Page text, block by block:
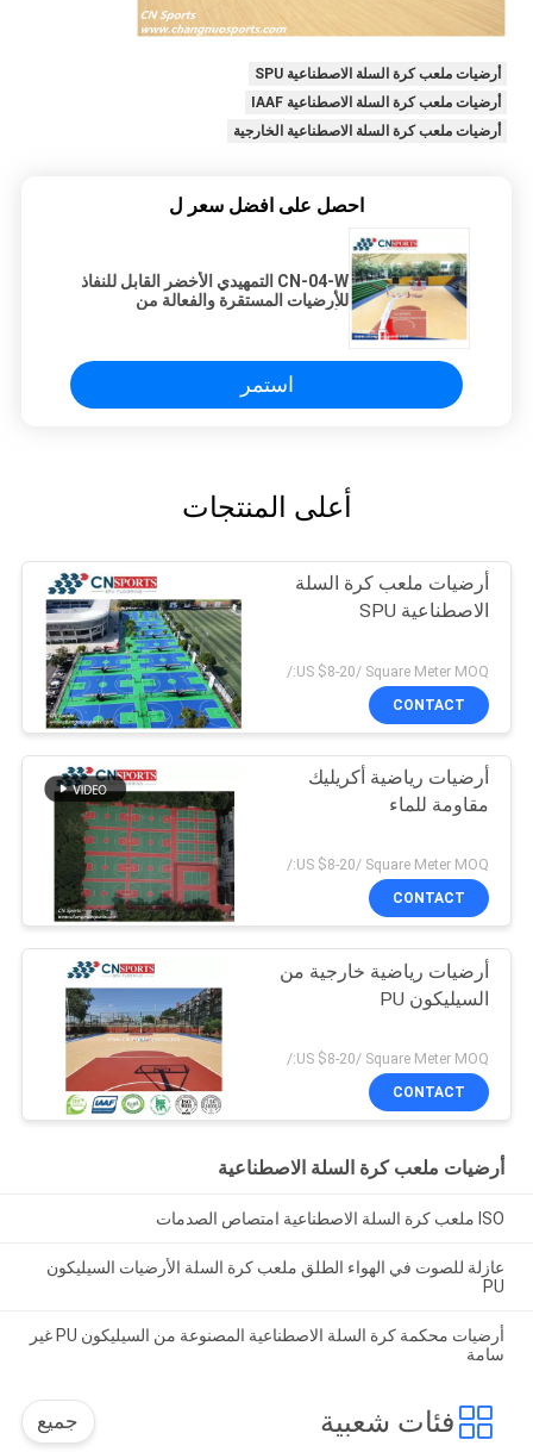
أرضيات ملعب كرة السلة الاصطناعية SPU
أرضيات ملعب كرة السلة الاصطناعية IAAF
أرضيات ملعب كرة السلة الاصطناعية الخارجية
احصل على افضل سعر ل
CN-04-W التمهيدي الأخضر القابل للنفاذ
للأرضيات المستقرة والفعالة من
استمر
أعلى المنتجات
أرضيات ملعب كرة السلة
الاصطناعية SPU
US $8-20/ Square Meter MOQ:/
CONTACT
أرضيات رياضية أكريليك
مقاومة للماء
US $8-20/ Square Meter MOQ:/
CONTACT
أرضيات رياضية خارجية من
السيليكون PU
US $8-20/ Square Meter MOQ:/
CONTACT
أرضيات ملعب كرة السلة الاصطناعية
ISO ملعب كرة السلة الاصطناعية امتصاص الصدمات
عازلة للصوت في الهواء الطلق ملعب كرة السلة الأرضيات السيليكون
PU
أرضيات محكمة كرة السلة الاصطناعية المصنوعة من السيليكون PU غير
سامة
فئات شعبية جميع